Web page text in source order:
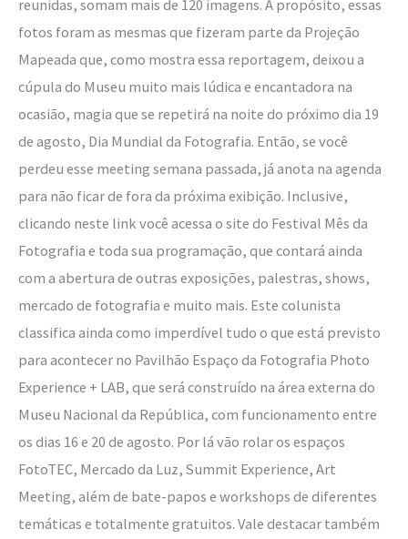
reunidas, somam mais de 120 imagens. A propósito, essas
fotos foram as mesmas que fizeram parte da Projeção
Mapeada que, como mostra essa reportagem, deixou a
cúpula do Museu muito mais lúdica e encantadora na
ocasião, magia que se repetirá na noite do próximo dia 19
de agosto, Dia Mundial da Fotografia. Então, se você
perdeu esse meeting semana passada, já anota na agenda
para não ficar de fora da próxima exibição. Inclusive,
clicando neste link você acessa o site do Festival Mês da
Fotografia e toda sua programação, que contará ainda
com a abertura de outras exposições, palestras, shows,
mercado de fotografia e muito mais. Este colunista
classifica ainda como imperdível tudo o que está previsto
para acontecer no Pavilhão Espaço da Fotografia Photo
Experience + LAB, que será construído na área externa do
Museu Nacional da República, com funcionamento entre
os dias 16 e 20 de agosto. Por lá vão rolar os espaços
FotoTEC, Mercado da Luz, Summit Experience, Art
Meeting, além de bate-papos e workshops de diferentes
temáticas e totalmente gratuitos. Vale destacar também